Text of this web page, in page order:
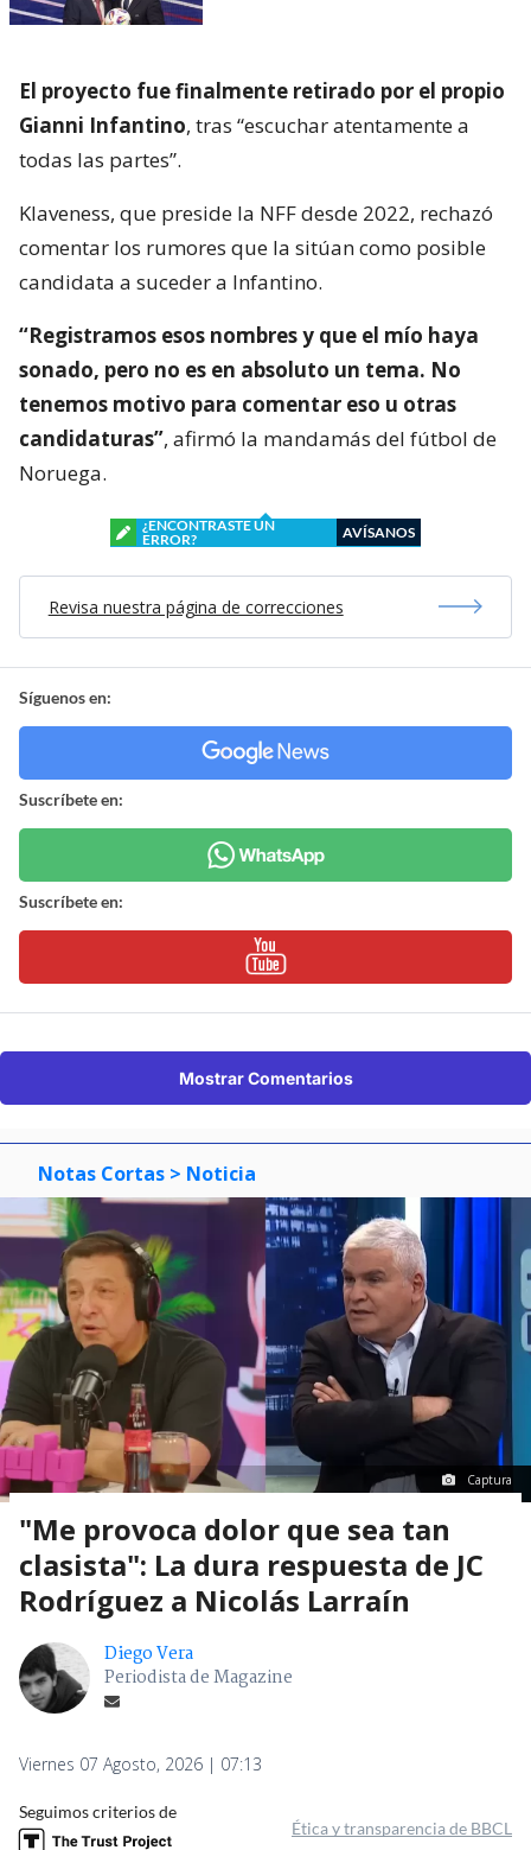
El proyecto fue finalmente retirado por el propio
Gianni Infantino, tras “escuchar atentamente a
todas las partes”.
Klaveness, que preside la NFF desde 2022, rechazó
comentar los rumores que la sitúan como posible
candidata a suceder a Infantino.
“Registramos esos nombres y que el mío haya
sonado, pero no es en absoluto un tema. No
tenemos motivo para comentar eso u otras
candidaturas”, afirmó la mandamás del fútbol de
Noruega.
¿ENCONTRASTE UN
ERROR?
AVÍSANOS
Revisa nuestra página de correcciones
Síguenos en:
Suscríbete en:
Suscríbete en:
Mostrar Comentarios
Notas Cortas > Noticia
Captura
"Me provoca dolor que sea tan
clasista": La dura respuesta de JC
Rodríguez a Nicolás Larraín
Diego Vera
Periodista de Magazine
Viernes 07 Agosto, 2026 | 07:13
Seguimos criterios de
Ética y transparencia de BBCL